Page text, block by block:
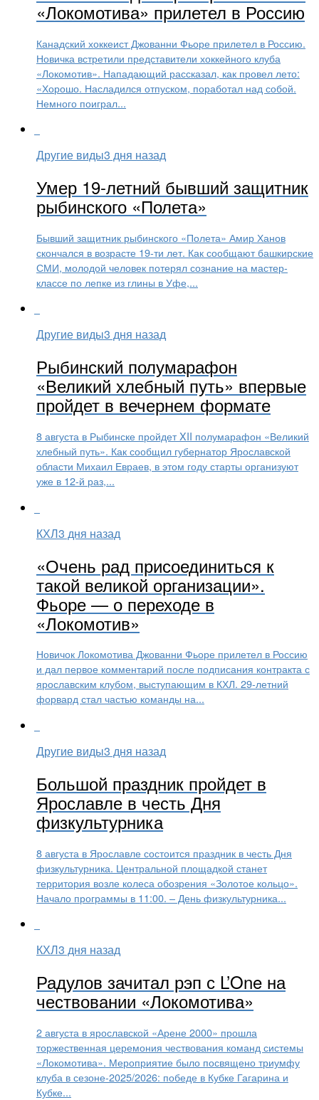
«Локомотива» прилетел в Россию
Канадский хоккеист Джованни Фьоре прилетел в Россию.
Новичка встретили представители хоккейного клуба
«Локомотив». Нападающий рассказал, как провел лето:
«Хорошо. Насладился отпуском, поработал над собой.
Немного поиграл...
Другие виды3 дня назад
Умер 19-летний бывший защитник
рыбинского «Полета»
Бывший защитник рыбинского «Полета» Амир Ханов
скончался в возрасте 19-ти лет. Как сообщают башкирские
СМИ, молодой человек потерял сознание на мастер-
классе по лепке из глины в Уфе,...
Другие виды3 дня назад
Рыбинский полумарафон
«Великий хлебный путь» впервые
пройдет в вечернем формате
8 августа в Рыбинске пройдет XII полумарафон «Великий
хлебный путь». Как сообщил губернатор Ярославской
области Михаил Евраев, в этом году старты организуют
уже в 12-й раз,...
КХЛ3 дня назад
«Очень рад присоединиться к
такой великой организации».
Фьоре — о переходе в
«Локомотив»
Новичок Локомотива Джованни Фьоре прилетел в Россию
и дал первое комментарий после подписания контракта с
ярославским клубом, выступающим в КХЛ. 29-летний
форвард стал частью команды на...
Другие виды3 дня назад
Большой праздник пройдет в
Ярославле в честь Дня
физкультурника
8 августа в Ярославле состоится праздник в честь Дня
физкультурника. Центральной площадкой станет
территория возле колеса обозрения «Золотое кольцо».
Начало программы в 11:00. – День физкультурника...
КХЛ3 дня назад
Радулов зачитал рэп с L’One на
чествовании «Локомотива»
2 августа в ярославской «Арене 2000» прошла
торжественная церемония чествования команд системы
«Локомотива». Мероприятие было посвящено триумфу
клуба в сезоне-2025/2026: победе в Кубке Гагарина и
Кубке...